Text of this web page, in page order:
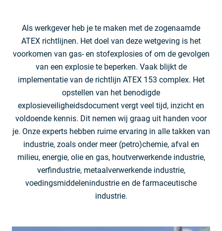
Als werkgever heb je te maken met de zogenaamde
ATEX richtlijnen. Het doel van deze wetgeving is het
voorkomen van gas- en stofexplosies of om de gevolgen
van een explosie te beperken. Vaak blijkt de
implementatie van de richtlijn ATEX 153 complex. Het
opstellen van het benodigde
explosieveiligheidsdocument vergt veel tijd, inzicht en
voldoende kennis. Dit nemen wij graag uit handen voor
je. Onze experts hebben ruime ervaring in alle takken van
industrie, zoals onder meer (petro)chemie, afval en
milieu, energie, olie en gas, houtverwerkende industrie,
verfindustrie, metaalverwerkende industrie,
voedingsmiddelenindustrie en de farmaceutische
industrie.